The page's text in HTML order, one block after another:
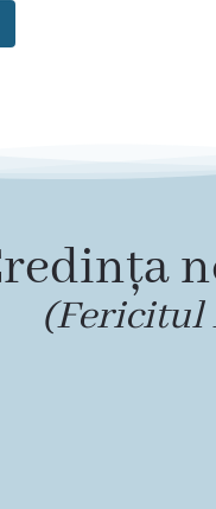
(Fericitul